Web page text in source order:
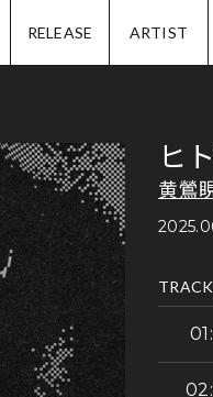
RELEASE ARTIST
ヒ
黄鶯